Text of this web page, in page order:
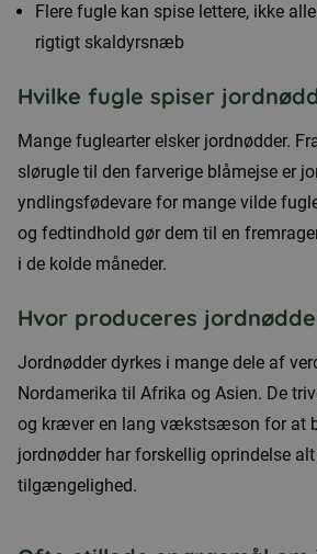
Flere fugle kan spise lettere, ikke
rigtigt skaldyrsnæb
Hvilke fugle spiser
Mange fuglearter elsker jordnødder.
slørugle til den farverige blåmejse er
yndlingsfødevare for mange vilde
og fedtindhold gør dem til en
i de kolde måneder.
Hvor produceres
Jordnødder dyrkes i mange dele af
Nordamerika til Afrika og Asien. De
og kræver en lang vækstsæson for at
jordnødder har forskellig oprindelse
tilgængelighed.